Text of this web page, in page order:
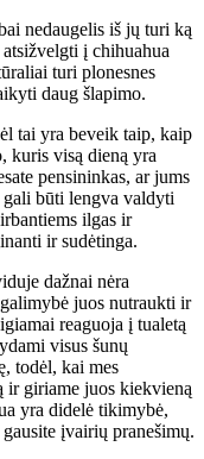
nedaugelis iš jų turi ką
į chihuahua
turi plonesnes
daug šlapimo.
tai yra beveik taip, kaip
kuris visą dieną yra
pensininkas, ar jums
būti lengva valdyti
ilgas ir
ir sudėtinga.
dažnai nėra
juos nutraukti ir
reaguoja į tualetą
visus šunų
todėl, kai mes
ir giriame juos kiekvieną
yra didelė tikimybė,
įvairių pranešimų.